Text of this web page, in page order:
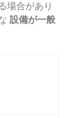
場合があり
設備が一般